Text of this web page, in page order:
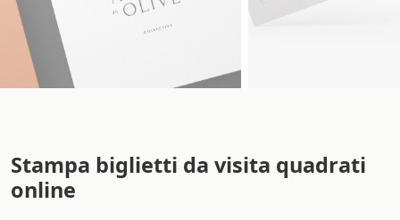
Stampa biglietti da visita quadrati
online